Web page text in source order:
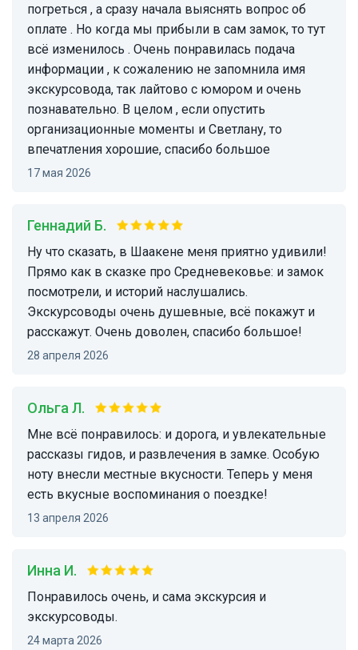
погреться , а сразу начала выяснять вопрос об
оплате . Но когда мы прибыли в сам замок, то тут
всё изменилось . Очень понравилась подача
информации , к сожалению не запомнила имя
экскурсовода, так лайтово с юмором и очень
познавательно. В целом , если опустить
организационные моменты и Светлану, то
впечатления хорошие, спасибо большое
17 мая 2026
Геннадий Б.
Ну что сказать, в Шаакене меня приятно удивили!
Прямо как в сказке про Средневековье: и замок
посмотрели, и историй наслушались.
Экскурсоводы очень душевные, всё покажут и
расскажут. Очень доволен, спасибо большое!
28 апреля 2026
Ольга Л.
Мне всё понравилось: и дорога, и увлекательные
рассказы гидов, и развлечения в замке. Особую
ноту внесли местные вкусности. Теперь у меня
есть вкусные воспоминания о поездке!
13 апреля 2026
Инна И.
Понравилось очень, и сама экскурсия и
экскурсоводы.
24 марта 2026